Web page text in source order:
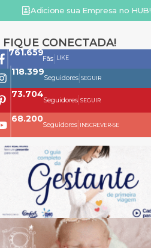
Adicione sua Empresa no HUB!
FIQUE CONECTADA!
761.659
Fãs LIKE
118.399
Seguidores| SEGUIR
73.704
Seguidores| SEGUIR
68.200
Seguidores| INSCREVER-SE